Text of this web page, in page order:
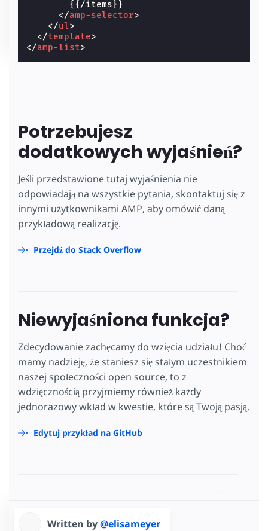
        {{/items}}
</amp-selector>
</ul>
</template>
</amp-list>
Potrzebujesz
dodatkowych wyjaśnień?
Jeśli przedstawione tutaj wyjaśnienia nie
odpowiadają na wszystkie pytania, skontaktuj się z
innymi użytkownikami AMP, aby omówić daną
przykładową realizację.
Przejdź do Stack Overflow
Niewyjaśniona funkcja?
Zdecydowanie zachęcamy do wzięcia udziału! Choć
mamy nadzieję, że staniesz się stałym uczestnikiem
naszej społeczności open source, to z
wdzięcznością przyjmiemy również każdy
jednorazowy wkład w kwestie, które są Twoją pasją.
Edytuj przykład na GitHub
Written by@elisameyer